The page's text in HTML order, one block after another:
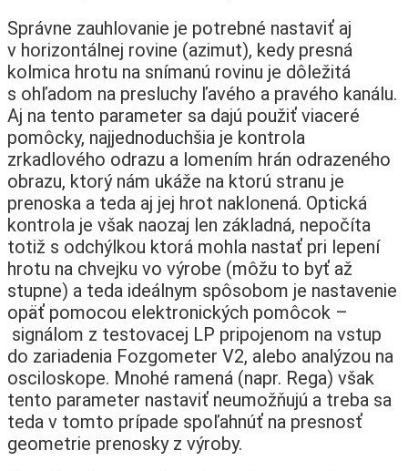
Správne zauhlovanie je potrebné nastaviť aj
v horizontálnej rovine (azimut), kedy presná
kolmica hrotu na snímanú rovinu je dôležitá
s ohľadom na presluchy ľavého a pravého kanálu.
Aj na tento parameter sa dajú použiť viaceré
pomôcky, najjednoduchšia je kontrola
zrkadlového odrazu a lomením hrán odrazeného
obrazu, ktorý nám ukáže na ktorú stranu je
prenoska a teda aj jej hrot naklonená. Optická
kontrola je však naozaj len základná, nepočíta
totiž s odchýlkou ktorá mohla nastať pri lepení
hrotu na chvejku vo výrobe (môžu to byť až
stupne) a teda ideálnym spôsobom je nastavenie
opäť pomocou elektronických pomôcok –
signálom z testovacej LP pripojenom na vstup
do zariadenia Fozgometer V2, alebo analýzou na
osciloskope. Mnohé ramená (napr. Rega) však
tento parameter nastaviť neumožňujú a treba sa
teda v tomto prípade spoľahnúť na presnosť
geometrie prenosky z výroby.